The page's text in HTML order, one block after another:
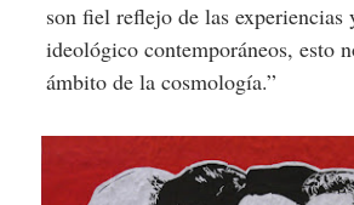
son fiel reflejo de las experiencias
ideológico contemporáneos, esto
ámbito de la cosmología.”